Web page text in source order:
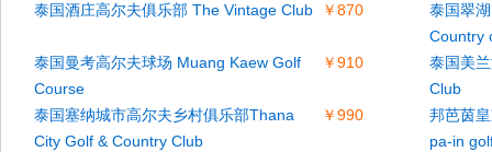
￥870
泰国酒庄高尔夫俱乐部 The Vintage Club
泰国翠
Country
￥910
泰国曼考高尔夫球场 Muang Kaew Golf
Course
泰国美
Club
￥990
泰国塞纳城市高尔夫乡村俱乐部Thana
City Golf & Country Club
邦芭茵
pa-in